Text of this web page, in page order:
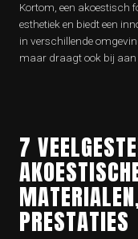
Kortom, een akoestisch
esthetiek en biedt een
in verschillende
maar draagt ook bij aan
7
PRESTATIES